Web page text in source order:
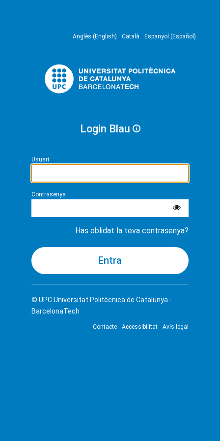
Anglès (English) Català Espanyol (Español)
Login Blau
Usuari
Contrasenya
Has oblidat la teva contrasenya?
© UPCUniversitat Politècnica de Catalunya ·
BarcelonaTech
Contacte Accessibilitat Avís legal